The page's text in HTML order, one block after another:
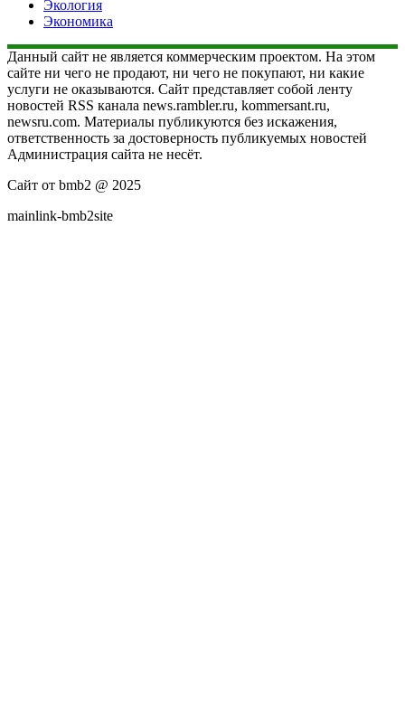
Экология
Экономика
Данный сайт не является коммерческим проектом. На этом
сайте ни чего не продают, ни чего не покупают, ни какие
услуги не оказываются. Сайт представляет собой ленту
новостей RSS канала news.rambler.ru, kommersant.ru,
newsru.com. Материалы публикуются без искажения,
ответственность за достоверность публикуемых новостей
Администрация сайта не несёт.
Сайт от bmb2 @ 2025
mainlink-bmb2site